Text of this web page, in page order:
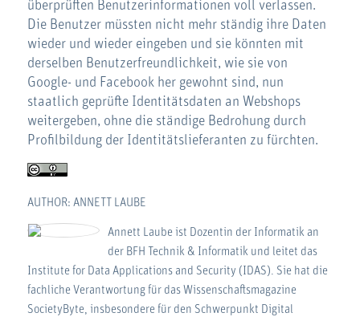
überprüften Benutzerinformationen voll verlassen.
Die Benutzer müssten nicht mehr ständig ihre Daten
wieder und wieder eingeben und sie könnten mit
derselben Benutzerfreundlichkeit, wie sie von
Google- und Facebook her gewohnt sind, nun
staatlich geprüfte Identitätsdaten an Webshops
weitergeben, ohne die ständige Bedrohung durch
Profilbildung der Identitätslieferanten zu fürchten.
AUTHOR: ANNETT LAUBE
Annett Laube ist Dozentin der Informatik an
der BFH Technik & Informatik und leitet das
Institute for Data Applications and Security (IDAS). Sie hat die
fachliche Verantwortung für das Wissenschaftsmagazine
SocietyByte, insbesondere für den Schwerpunkt Digital